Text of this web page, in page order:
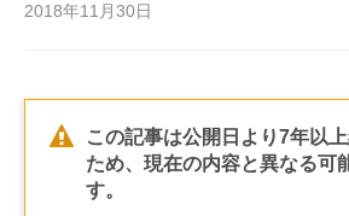
2018年11月30日
この記事は公開日より7年以
ため、現在の内容と異なる可
す。